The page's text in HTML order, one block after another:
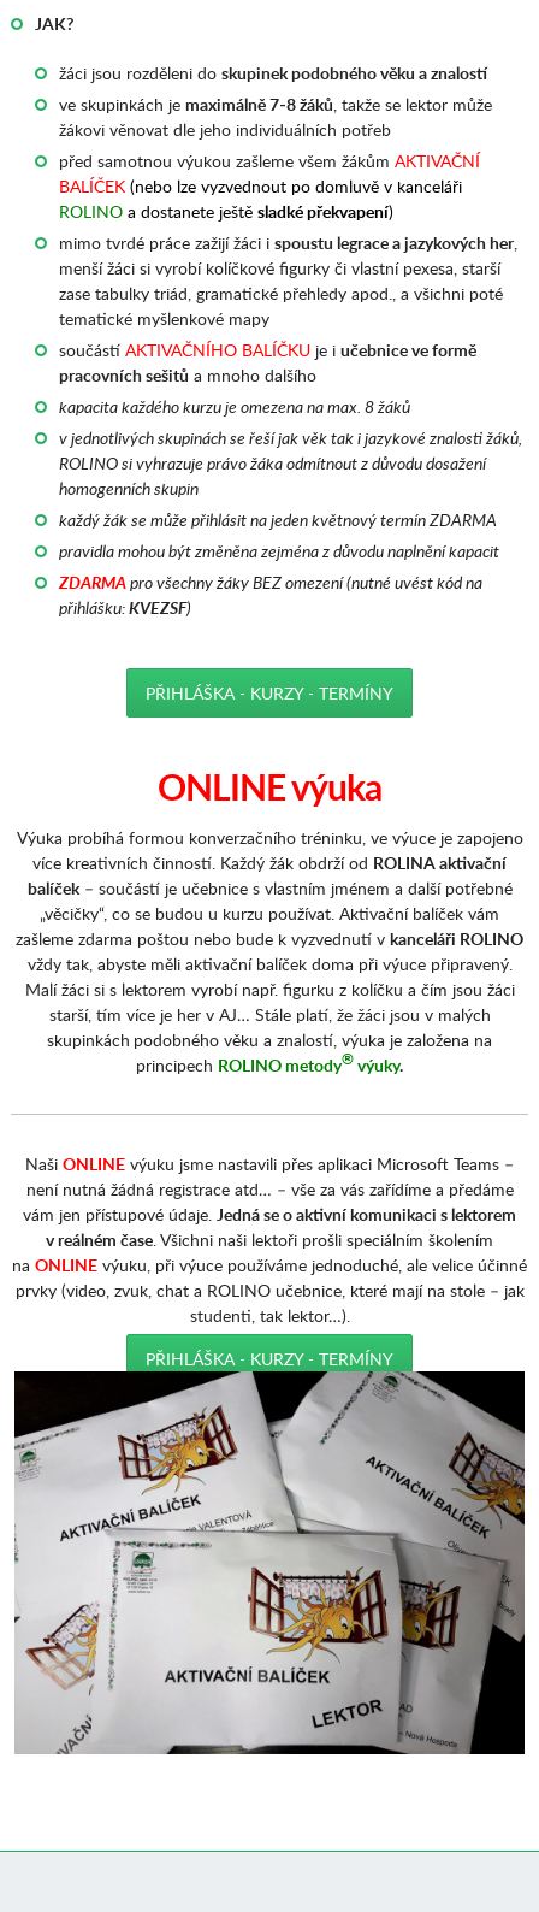
JAK?
žáci jsou rozděleni do skupinek podobného věku a znalostí
ve skupinkách je maximálně 7-8 žáků, takže se lektor může
žákovi věnovat dle jeho individuálních potřeb
před samotnou výukou zašleme všem žákům AKTIVAČNÍ
BALÍČEK(nebo lze vyzvednout po domluvě v kanceláři
ROLINOa dostanete ještě sladké překvapení)
mimo tvrdé práce zažijí žáci i spoustu legrace a jazykových her,
menší žáci si vyrobí kolíčkové figurky či vlastní pexesa, starší
zase tabulky triád, gramatické přehledy apod., a všichni poté
tematické myšlenkové mapy
součástí AKTIVAČNÍHO BALÍČKUje i učebnice ve formě
pracovních sešitů a mnoho dalšího
kapacita každého kurzu je omezena na max. 8 žáků
v jednotlivých skupinách se řeší jak věk tak i jazykové znalosti žáků,
ROLINO si vyhrazuje právo žáka odmítnout z důvodu dosažení
homogenních skupin
každý žák se může přihlásit na jeden květnový termín ZDARMA
pravidla mohou být změněna zejména z důvodu naplnění kapacit
ZDARMApro všechny žáky BEZ omezení (nutné uvést kód na
přihlášku:KVEZSF)
PŘIHLÁŠKA - KURZY - TERMÍNY
_
ONLINE výuka
Výuka probíhá formou konverzačního tréninku, ve výuce je zapojeno
více kreativních činností. Každý žák obdrží od ROLINA aktivační
balíček– součástí je učebnice s vlastním jménem a další potřebné
„věcičky“, co se budou u kurzu používat. Aktivační balíček vám
zašleme zdarma poštou nebo bude k vyzvednutí v kanceláři ROLINO
vždy tak, abyste měli aktivační balíček doma při výuce připravený.
Malí žáci si s lektorem vyrobí např. figurku z kolíčku a čím jsou žáci
starší, tím více je her v AJ… Stále platí, že žáci jsou v malých
skupinkách podobného věku a znalostí, výuka je založena na
principech ROLINO metody®výuky.
Naši ONLINE výuku jsme nastavili přes aplikaci Microsoft Teams –
není nutná žádná registrace atd… – vše za vás zařídíme a předáme
vám jen přístupové údaje. Jedná se o aktivní komunikaci s lektorem
v reálném čase. Všichni naši lektoři prošli speciálním školením
na ONLINE výuku, při výuce používáme jednoduché, ale velice účinné
prvky (video, zvuk, chat a ROLINO učebnice, které mají na stole – jak
studenti, tak lektor…).
PŘIHLÁŠKA - KURZY - TERMÍNY